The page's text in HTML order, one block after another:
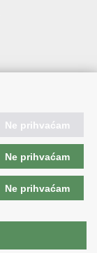
Ne prihvaćam
Ne prihvaćam
Ne prihvaćam